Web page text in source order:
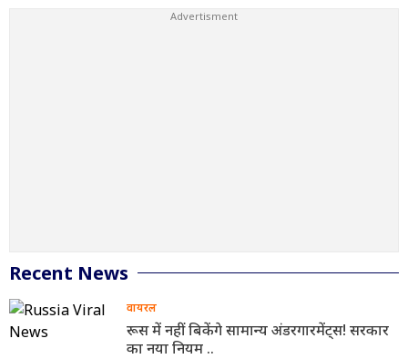
Recent News
वायरल
रूस में नहीं बिकेंगे सामान्य अंडरगारमेंट्स! सरकार
का नया नियम ..